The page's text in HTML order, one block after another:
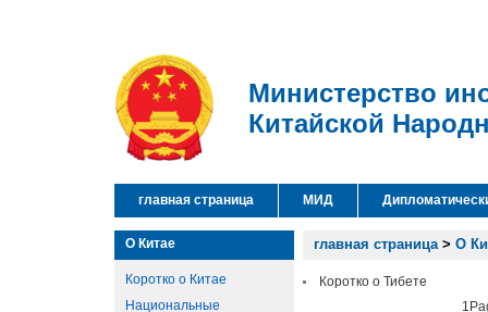
Министерство
Китайской
главная страница МИД
О Китае
Коротко о Китае
Национальные
главная страница> О
Коротко о Тибете